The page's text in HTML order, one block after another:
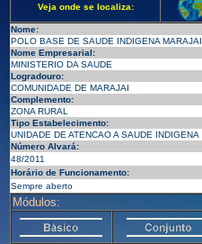
Veja onde se localiza:
Nome:
POLO BASE DE SAUDE INDIGENA MARAJAI
Nome Empresarial:
MINISTERIO DA SAUDE
Logradouro:
COMUNIDADE DE MARAJAI
Complemento:
ZONA RURAL
Tipo Estabelecimento:
UNIDADE DE ATENCAO A SAUDE INDIGENA
Número Alvará:
48/2011
Horário de Funcionamento:
Sempre aberto
Módulos: